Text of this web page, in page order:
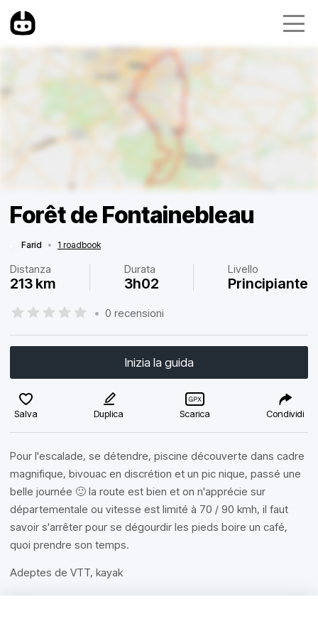
Forêt de Fontainebleau
Farid • 1 roadbook
Distanza
213 km
Durata
3h02
Livello
Principiante
• 0 recensioni
Inizia la guida
Salva Duplica Scarica Condividi
Pour l'escalade, se détendre, piscine découverte dans cadre
magnifique, bivouac en discrétion et un pic nique, passé une
belle journée 🙂 la route est bien et on n'apprécie sur
départementale ou vitesse est limité à 70 / 90 kmh, il faut
savoir s'arrêter pour se dégourdir les pieds boire un café,
quoi prendre son temps.
Adeptes de VTT, kayak